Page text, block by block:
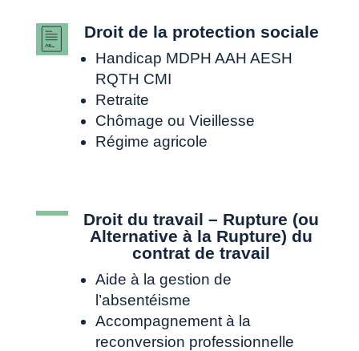
Droit de la protection sociale
Handicap MDPH AAH AESH
RQTH CMI
Retraite
Chômage ou Vieillesse
Régime agricole
Droit du travail – Rupture (ou
Alternative à la Rupture) du
contrat de travail
Aide à la gestion de
l’absentéisme
Accompagnement à la
reconversion professionnelle
ADRESSE